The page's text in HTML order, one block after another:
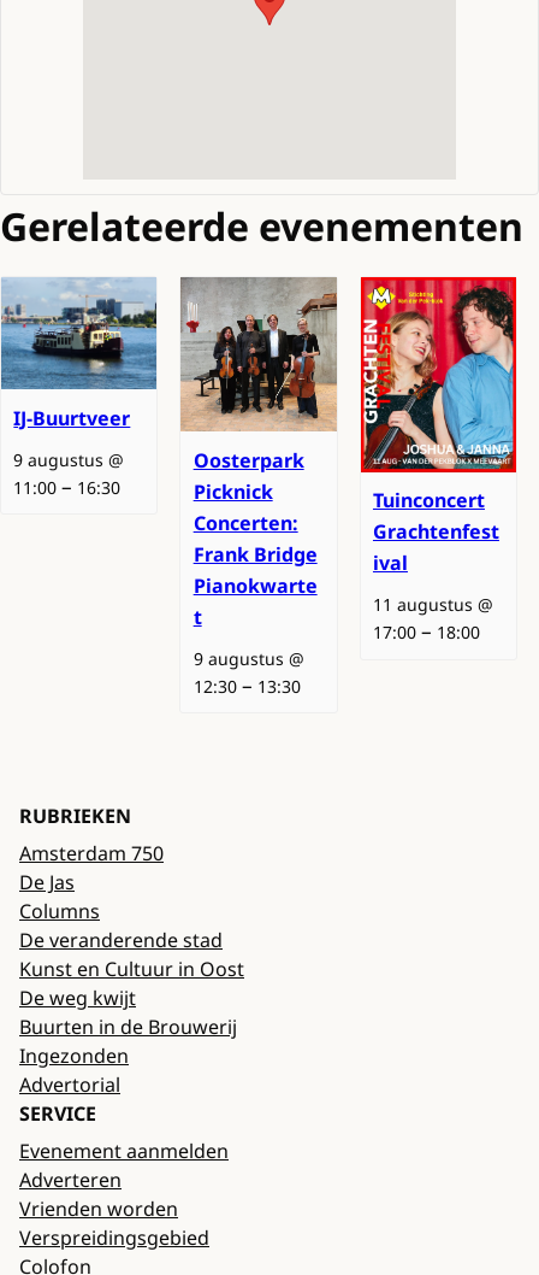
Gerelateerde evenementen
IJ-Buurtveer
9 augustus @
11:00 – 16:30
Oosterpark
Picknick
Concerten:
Frank Bridge
Pianokwarte
t
9 augustus @
12:30– 13:30
Tuinconcert
Grachtenfest
ival
11 augustus @
17:00– 18:00
RUBRIEKEN
Amsterdam 750
De Jas
Columns
De veranderende stad
Kunst en Cultuur in Oost
De weg kwijt
Buurten in de Brouwerij
Ingezonden
Advertorial
SERVICE
Evenement aanmelden
Adverteren
Vrienden worden
Verspreidingsgebied
Colofon